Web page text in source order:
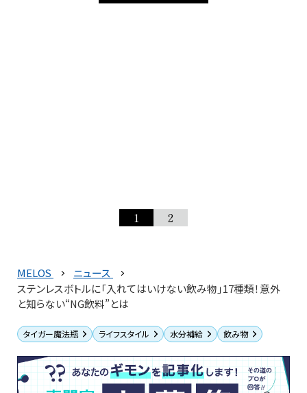
1 2
MELOS
ニュース
ステンレスボトルに「入れてはいけない飲み物」17種類！意外
と知らない“NG飲料”とは
タイガー魔法瓶 ライフスタイル 水分補給 飲み物